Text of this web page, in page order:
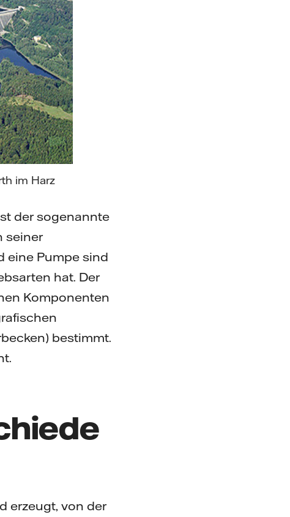
im Harz
der sogenannte
seiner
eine Pumpe sind
hat. Der
Komponenten
bestimmt.
erzeugt, von der